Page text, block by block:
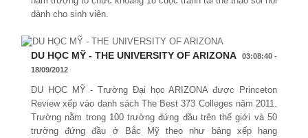
dành cho sinh viên.
DU HỌC MỸ - THE UNIVERSITY OF ARIZONA
03:08:40 -
18/09/2012
DU HỌC MỸ - Trường Đại học ARIZONA được Princeton
Review xếp vào danh sách The Best 373 Colleges năm 2011.
Trường nằm trong 100 trường đứng đầu trên thế giới và 50
trường đứng đầu ở Bắc Mỹ theo như bảng xếp hạng